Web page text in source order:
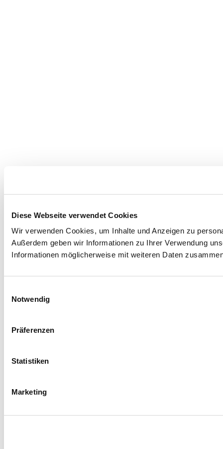
Diese Webseite verwendet Cookies
Wir verwenden Cookies, um Inhalte und Anzeigen zu
Außerdem geben wir Informationen zu Ihrer Verwendung
Informationen möglicherweise mit weiteren Daten
Notwendig
Präferenzen
Statistiken
Marketing